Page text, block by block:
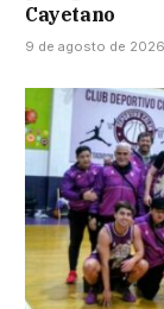
Cayetano
9 de agosto de 2026